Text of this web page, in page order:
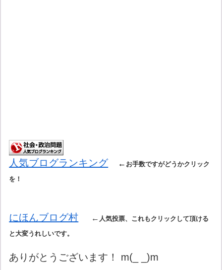
人気ブログランキング ← お手数ですがどうかクリック
を！
にほんブログ村 ← 人気投票、これもクリックして頂ける
と大変うれしいです。
ありがとうございます！ m(_ _)m